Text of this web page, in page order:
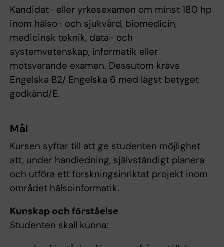
Kandidat- eller yrkesexamen om minst 180 hp
inom hälso- och sjukvård, biomedicin,
medicinsk teknik, data- och
systemvetenskap, informatik eller
motsvarande examen. Dessutom krävs
Engelska B2/ Engelska 6 med lägst betyget
godkänd/E.
Mål
Kursen syftar till att ge studenten möjlighet
att, under handledning, självständigt planera
och utföra ett forskningsinriktat projekt inom
området hälsoinformatik.
Kunskap och förståelse
Studenten skall kunna: